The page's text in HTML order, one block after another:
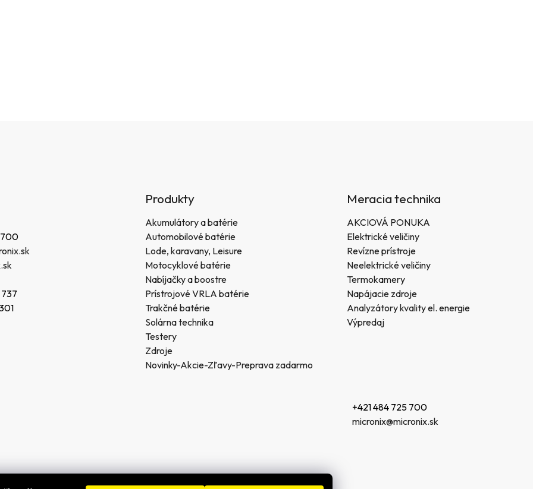
700
Produkty
Akumulátory a batérie
Automobilové batérie
Lode, karavany, Leisure
Motocyklové batérie
Nabíjačky a boostre
Prístrojové VRLA batérie
Trakčné batérie
Solárna technika
Testery
Zdroje
Novinky-Akcie-Zľavy-Preprava zadarmo
Meracia technika
AKCIOVÁ PONUKA
Elektrické veličiny
Revízne prístroje
Neelektrické veličiny
Termokamery
Napájacie zdroje
Analyzátory kvality el. energie
Výpredaj
+421 484 725 700
micronix@micronix.sk